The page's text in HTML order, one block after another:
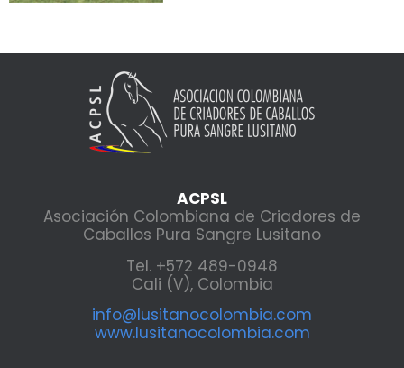
ACPSL
Asociación Colombiana de Criadores de
Caballos Pura Sangre Lusitano
Tel. +572 489-0948
Cali (V), Colombia
info@lusitanocolombia.com
www.lusitanocolombia.com